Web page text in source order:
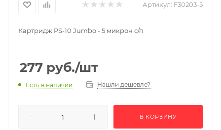
Артикул: F30203-5
Картридж PS-10 Jumbo - 5 микрон с/п
277 руб./шт
Есть в наличии Нашли дешевле?
В КОРЗИНУ